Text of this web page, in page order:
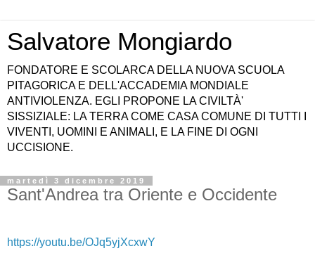
Salvatore Mongiardo
FONDATORE E SCOLARCA DELLA NUOVA SCUOLA
PITAGORICA E DELL'ACCADEMIA MONDIALE
ANTIVIOLENZA. EGLI PROPONE LA CIVILTÀ'
SISSIZIALE: LA TERRA COME CASA COMUNE DI TUTTI I
VIVENTI, UOMINI E ANIMALI, E LA FINE DI OGNI
UCCISIONE.
martedì 3 dicembre 2019
Sant'Andrea tra Oriente e Occidente
https://youtu.be/OJq5yjXcxwY